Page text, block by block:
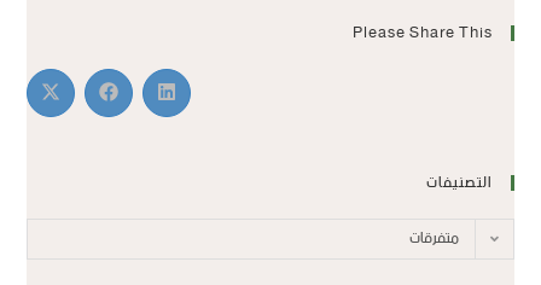
Please Share This
التصنيفات
متفرقات